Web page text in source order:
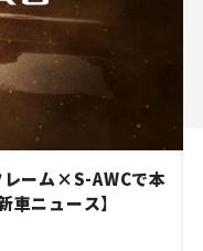
レーム×S-AWCで本
車ニュース】